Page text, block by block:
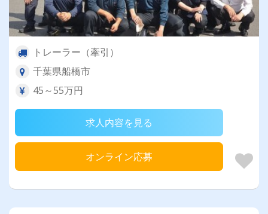
トレーラー（牽引）
千葉県船橋市
45～55万円
求人内容を見る
オンライン応募